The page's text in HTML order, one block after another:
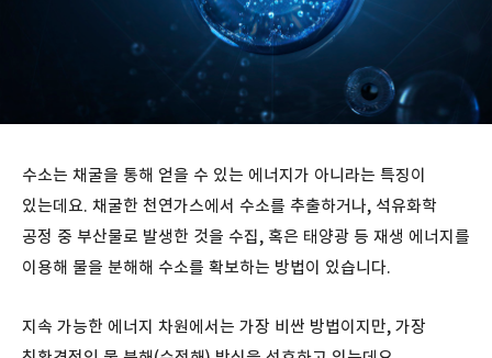
수소는 채굴을 통해 얻을 수 있는 에너지가 아니라는 특징이
있는데요. 채굴한 천연가스에서 수소를 추출하거나, 석유화학
공정 중 부산물로 발생한 것을 수집, 혹은 태양광 등 재생 에너지를
이용해 물을 분해해 수소를 확보하는 방법이 있습니다.
지속 가능한 에너지 차원에서는 가장 비싼 방법이지만, 가장